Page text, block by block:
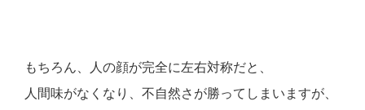
もちろん、人の顔が完全に左右対称だと、
人間味がなくなり、不自然さが勝ってしまいますが、